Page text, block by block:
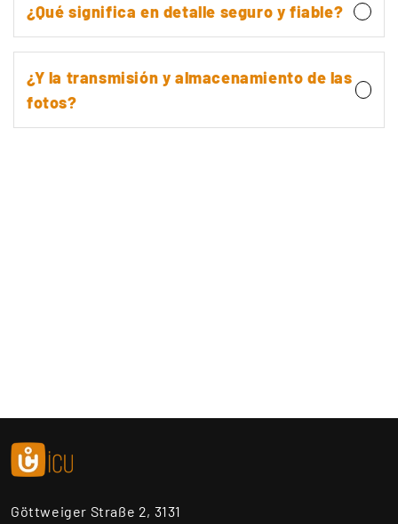
¿Qué significa en detalle seguro y fiable?
¿Y la transmisión y almacenamiento de las
fotos?
Göttweiger Straße 2, 3131